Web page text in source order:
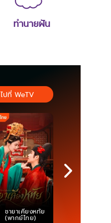
ทำนายฝัน
ชายาเคียงหทัย
(พากย์ไทย)
ไปที่ WeTV